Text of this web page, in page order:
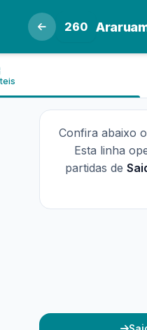
260
Confira abaixo
Esta linha
partidas de